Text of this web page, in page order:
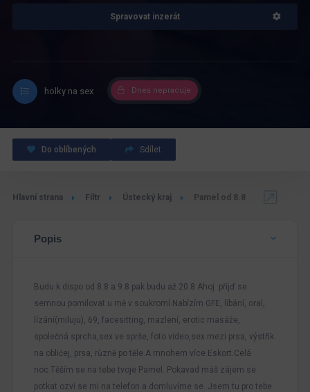
Spravovat inzerát
holky na sex Dnes nepracuje
Do oblíbených Sdílet
Hlavní strana Filtr Ústecký kraj Pamel od 8.8
Popis
Budu k dispo od 8.8 a 9.8 pak budu až 20.8 Ahoj přijď se
semnou pomilovat u mě v soukromí.Nabízím GFE, líbání, oral,
lízání(miluju), 69, facesitting, mazlení, erotic masáže,
společná sprcha,sex ve sprše, foto video,sex mezi prsa, výstřik
na obličej, prsa, různě po těle.A mnohem více.Eskort.Celá
noc.Těším se na tebe tvoje Pamel. Pokavad máš zájem se
potkat ozvi se mi na telefon a domluvíme se. Jsem tu pro tebe